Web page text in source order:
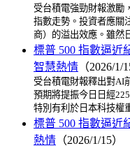
受台積電強勁財報激勵
指數走勢。投資者應關
商）的溢出效應。雖然
標普 500 指數逼近
智慧熱情 （2026/1/
受台積電財報釋出對AI
預期將提振今日日經
特別有利於日本科技權
標普 500 指數逼近
熱情 （2026/1/15）